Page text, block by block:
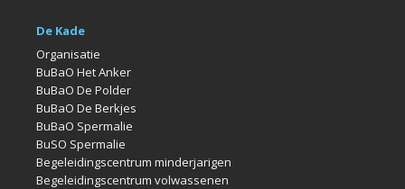
De Kade
Organisatie
BuBaO Het Anker
BuBaO De Polder
BuBaO De Berkjes
BuBaO Spermalie
BuSO Spermalie
Begeleidingscentrum minderjarigen
Begeleidingscentrum volwassenen